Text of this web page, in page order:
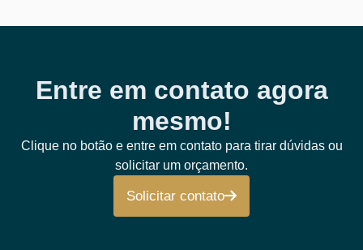
Entre em contato agora
mesmo!
Clique no botão e entre em contato para tirar dúvidas ou
solicitar um orçamento.
Solicitar contato